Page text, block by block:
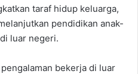
taraf hidup keluarga,
pendidikan anak-
luar negeri.
bekerja di luar